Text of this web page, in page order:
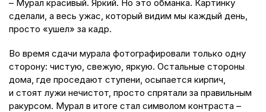
– Мурал красивый. Яркий. Но это обманка. Картинку
сделали, а весь ужас, который видим мы каждый день,
просто «ушел» за кадр.
Во время сдачи мурала фотографировали только одну
сторону: чистую, свежую, яркую. Остальные стороны
дома, где проседают ступени, осыпается кирпич,
и стоят лужи нечистот, просто спрятали за правильным
ракурсом. Мурал в итоге стал символом контраста –